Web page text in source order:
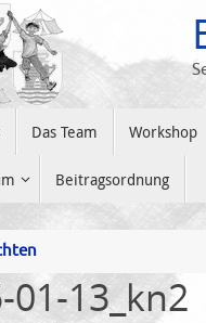
Das Team Workshop
Beitragsordnung
01-13_kn2